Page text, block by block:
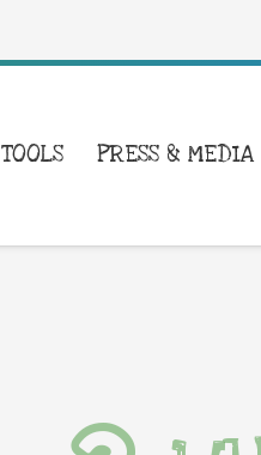
TOOLS PRESS & MEDIA